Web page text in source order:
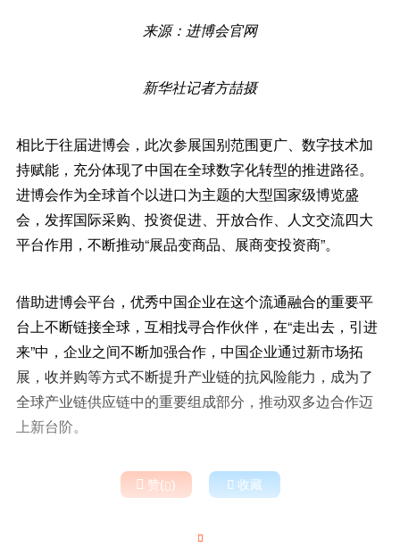
来源：进博会官网
新华社记者方喆摄
相比于往届进博会，此次参展国别范围更广、数字技术加
持赋能，充分体现了中国在全球数字化转型的推进路径。
进博会作为全球首个以进口为主题的大型国家级博览盛
会，发挥国际采购、投资促进、开放合作、人文交流四大
平台作用，不断推动“展品变商品、展商变投资商”。
借助进博会平台，优秀中国企业在这个流通融合的重要平
台上不断链接全球，互相找寻合作伙伴，在“走出去，引进
来”中，企业之间不断加强合作，中国企业通过新市场拓
展，收并购等方式不断提升产业链的抗风险能力，成为了
全球产业链供应链中的重要组成部分，推动双多边合作迈
上新台阶。
 赞()  收藏
